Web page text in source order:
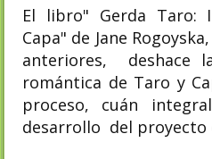
El libro" Gerda Taro:
Capa" de Jane
anteriores, deshace
romántica de Taro y
proceso, cuán
desarrollo del proyecto